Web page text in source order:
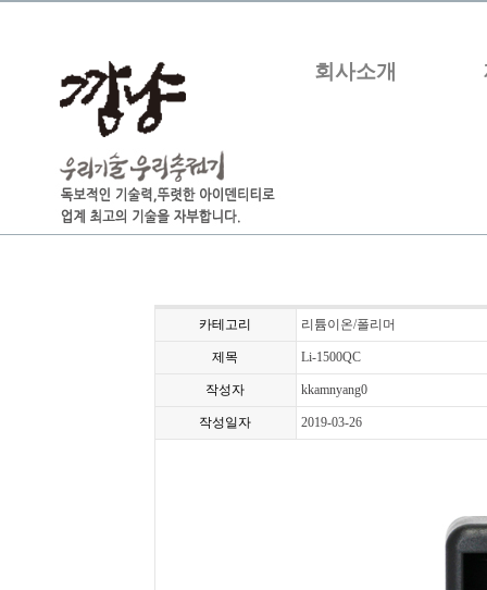
회사소개
카테고리 리튬이온/폴리머
제목 Li-1500QC
작성자 kkamnyang0
작성일자 2019-03-26